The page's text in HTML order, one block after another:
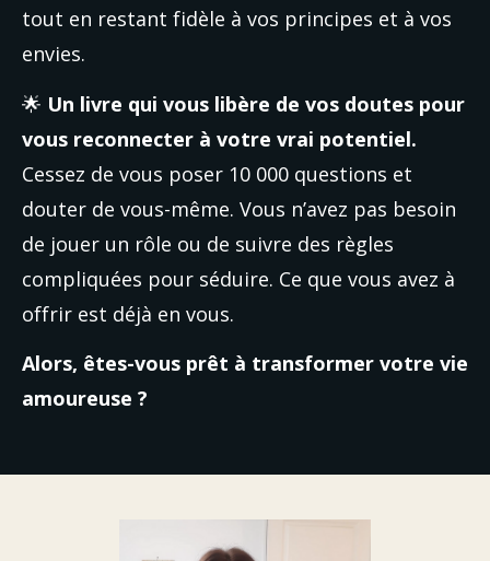
tout en restant fidèle à vos principes et à vos
envies.
🌟 Un livre qui vous libère de vos doutes pour
vous reconnecter à votre vrai potentiel.
Cessez de vous poser 10 000 questions et
douter de vous-même. Vous n’avez pas besoin
de jouer un rôle ou de suivre des règles
compliquées pour séduire. Ce que vous avez à
offrir est déjà en vous.
Alors, êtes-vous prêt à transformer votre vie
amoureuse ?